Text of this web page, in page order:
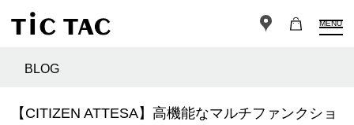
MENU
BLOG
【CITIZEN ATTESA】高機能なマルチファンクショ